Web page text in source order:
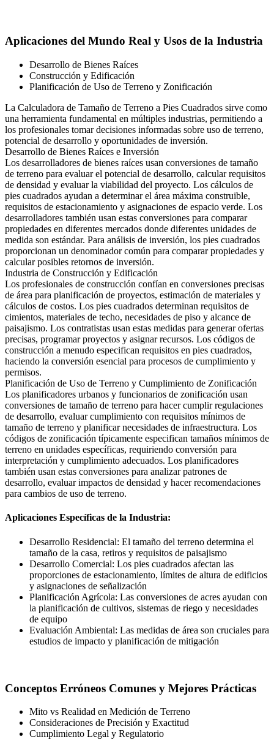
Aplicaciones del Mundo Real y Usos de la Industria
Desarrollo de Bienes Raíces
Construcción y Edificación
Planificación de Uso de Terreno y Zonificación
La Calculadora de Tamaño de Terreno a Pies Cuadrados sirve como
una herramienta fundamental en múltiples industrias, permitiendo a
los profesionales tomar decisiones informadas sobre uso de terreno,
potencial de desarrollo y oportunidades de inversión.
Desarrollo de Bienes Raíces e Inversión
Los desarrolladores de bienes raíces usan conversiones de tamaño
de terreno para evaluar el potencial de desarrollo, calcular requisitos
de densidad y evaluar la viabilidad del proyecto. Los cálculos de
pies cuadrados ayudan a determinar el área máxima construible,
requisitos de estacionamiento y asignaciones de espacio verde. Los
desarrolladores también usan estas conversiones para comparar
propiedades en diferentes mercados donde diferentes unidades de
medida son estándar. Para análisis de inversión, los pies cuadrados
proporcionan un denominador común para comparar propiedades y
calcular posibles retornos de inversión.
Industria de Construcción y Edificación
Los profesionales de construcción confían en conversiones precisas
de área para planificación de proyectos, estimación de materiales y
cálculos de costos. Los pies cuadrados determinan requisitos de
cimientos, materiales de techo, necesidades de piso y alcance de
paisajismo. Los contratistas usan estas medidas para generar ofertas
precisas, programar proyectos y asignar recursos. Los códigos de
construcción a menudo especifican requisitos en pies cuadrados,
haciendo la conversión esencial para procesos de cumplimiento y
permisos.
Planificación de Uso de Terreno y Cumplimiento de Zonificación
Los planificadores urbanos y funcionarios de zonificación usan
conversiones de tamaño de terreno para hacer cumplir regulaciones
de desarrollo, evaluar cumplimiento con requisitos mínimos de
tamaño de terreno y planificar necesidades de infraestructura. Los
códigos de zonificación típicamente especifican tamaños mínimos de
terreno en unidades específicas, requiriendo conversión para
interpretación y cumplimiento adecuados. Los planificadores
también usan estas conversiones para analizar patrones de
desarrollo, evaluar impactos de densidad y hacer recomendaciones
para cambios de uso de terreno.
Aplicaciones Específicas de la Industria:
Desarrollo Residencial: El tamaño del terreno determina el
tamaño de la casa, retiros y requisitos de paisajismo
Desarrollo Comercial: Los pies cuadrados afectan las
proporciones de estacionamiento, límites de altura de edificios
y asignaciones de señalización
Planificación Agrícola: Las conversiones de acres ayudan con
la planificación de cultivos, sistemas de riego y necesidades
de equipo
Evaluación Ambiental: Las medidas de área son cruciales para
estudios de impacto y planificación de mitigación
Conceptos Erróneos Comunes y Mejores Prácticas
Mito vs Realidad en Medición de Terreno
Consideraciones de Precisión y Exactitud
Cumplimiento Legal y Regulatorio